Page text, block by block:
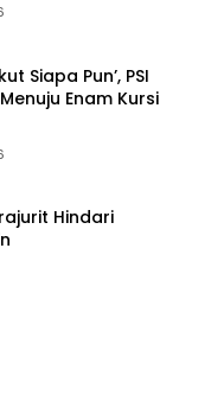
Siapa Pun’, PSI
Enam Kursi
Hindari